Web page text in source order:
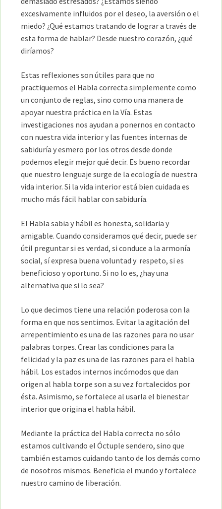
excesivamente influidos por el deseo, la aversión o el
miedo? ¿Qué estamos tratando de lograr a través de
esta forma de hablar? Desde nuestro corazón, ¿qué
diríamos?
Estas reflexiones son útiles para que no
practiquemos el Habla correcta simplemente como
un conjunto de reglas, sino como una manera de
apoyar nuestra práctica en la Vía. Estas
investigaciones nos ayudan a ponernos en contacto
con nuestra vida interior y las fuentes internas de
sabiduría y esmero por los otros desde donde
podemos elegir mejor qué decir. Es bueno recordar
que nuestro lenguaje surge de la ecología de nuestra
vida interior. Si la vida interior está bien cuidada es
mucho más fácil hablar con sabiduría.
El Habla sabia y hábil es honesta, solidaria y
amigable. Cuando consideramos qué decir, puede ser
útil preguntar si es verdad, si conduce a la armonía
social, sí expresa buena voluntad y respeto, si es
beneficioso y oportuno. Si no lo es, ¿hay una
alternativa que si lo sea?
Lo que decimos tiene una relación poderosa con la
forma en que nos sentimos. Evitar la agitación del
arrepentimiento es una de las razones para no usar
palabras torpes. Crear las condiciones para la
felicidad y la paz es una de las razones para el habla
hábil. Los estados internos incómodos que dan
origen al habla torpe son a su vez fortalecidos por
ésta. Asimismo, se fortalece al usarla el bienestar
interior que origina el habla hábil.
Mediante la práctica del Habla correcta no sólo
estamos cultivando el Óctuple sendero, sino que
también estamos cuidando tanto de los demás como
de nosotros mismos. Beneficia el mundo y fortalece
nuestro camino de liberación.